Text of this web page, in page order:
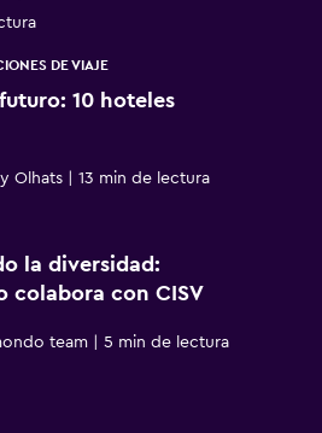
DE VIAJE
10 hoteles
Olhats 13 min de lectura
la diversidad:
colabora con CISV
team 5 min de lectura